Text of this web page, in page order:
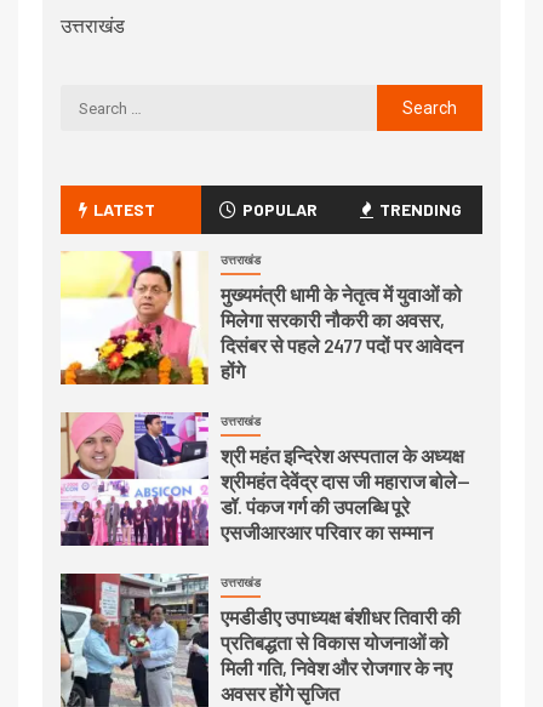
उत्तराखंड
LATEST POPULAR TRENDING
उत्तराखंड
मुख्यमंत्री धामी के नेतृत्व में युवाओं को
मिलेगा सरकारी नौकरी का अवसर,
दिसंबर से पहले 2477 पदों पर आवेदन
होंगे
उत्तराखंड
श्री महंत इन्दिरेश अस्पताल के अध्यक्ष
श्रीमहंत देवेंद्र दास जी महाराज बोले—
डॉ. पंकज गर्ग की उपलब्धि पूरे
एसजीआरआर परिवार का सम्मान
उत्तराखंड
एमडीडीए उपाध्यक्ष बंशीधर तिवारी की
प्रतिबद्धता से विकास योजनाओं को
मिली गति, निवेश और रोजगार के नए
अवसर होंगे सृजित